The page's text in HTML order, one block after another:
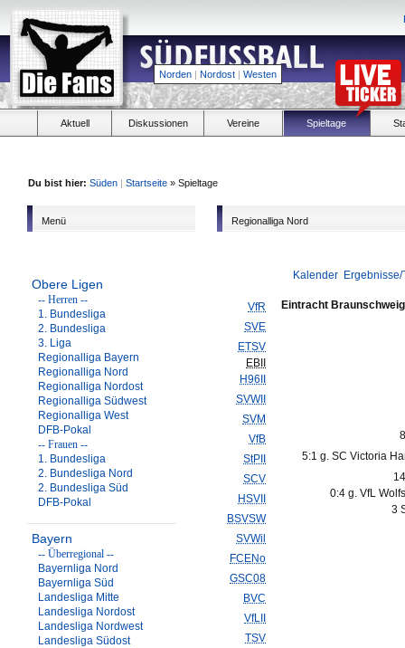
Norden | Nordost | Westen
Aktuell Diskussionen Vereine Spieltage
Du bist hier: Süden | Startseite » Spieltage
Menü
Obere Ligen
-- Herren --
1. Bundesliga
2. Bundesliga
3. Liga
Regionalliga Bayern
Regionalliga Nord
Regionalliga Nordost
Regionalliga Südwest
Regionalliga West
DFB-Pokal
-- Frauen --
1. Bundesliga
2. Bundesliga Nord
2. Bundesliga Süd
DFB-Pokal
Bayern
-- Überregional --
Bayernliga Nord
Bayernliga Süd
Landesliga Mitte
Landesliga Nordost
Landesliga Nordwest
Landesliga Südost
Regionalliga Nord
Kalender
VfR
SVE
ETSV
EBII
H96II
SVWII
SVM
VfB
StPII
SCV
HSVII
BSVSW
SVWil
FCENo
GSC08
BVC
VfLII
TSV
Eintracht
5:1 g. SC Victoria
0:4 g. VfL
3